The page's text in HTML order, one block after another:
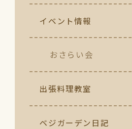
イベント情報
おさらい会
出張料理教室
ベジガーデン日記